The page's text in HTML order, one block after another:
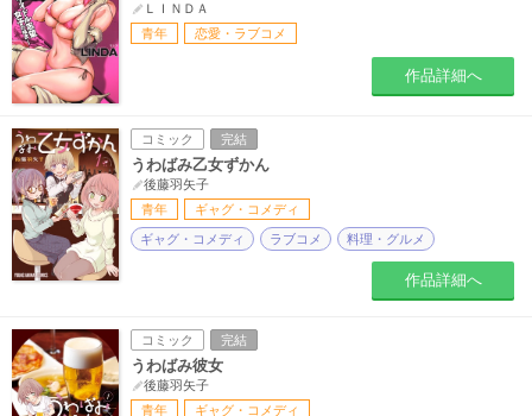
ＬＩＮＤＡ
青年
恋愛・ラブコメ
作品詳細へ
コミック 完結
うわばみ乙女ずかん
後藤羽矢子
青年
ギャグ・コメディ
ギャグ・コメディ ラブコメ 料理・グルメ
作品詳細へ
コミック 完結
うわばみ彼女
後藤羽矢子
青年
ギャグ・コメディ